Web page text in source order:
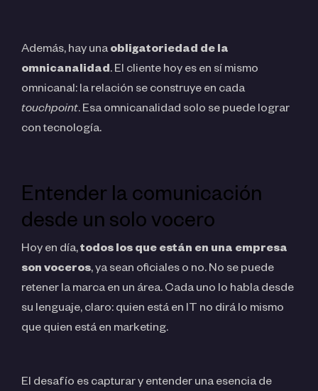
Además, hay unaobligatoriedad de la
omnicanalidad. El cliente hoy es en sí mismo
omnicanal: la relación se construye en cada
touchpoint. Esa omnicanalidad solo se puede lograr
con tecnología.
Entender la comunicación
desde un solo vocero
Hoy en día,todos los que están en una empresa
son voceros, ya sean oficiales o no. No se puede
retener la marca en un área. Cada uno lo habla desde
su lenguaje, claro: quien está en IT no dirá lo mismo
que quien está en marketing.
El desafío es capturar y entender una esencia de